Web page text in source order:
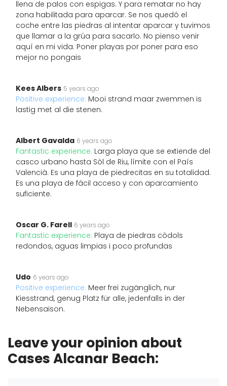
llena de palos con espigas. Y para rematar no hay
zona habilitada para aparcar. Se nos quedó el
coche entre las piedras al intentar aparcar y tuvimos
que llamar a la grúa para sacarlo. No pienso venir
aquí en mi vida. Poner playas por poner para eso
mejor no pongais
Kees Albers 5 years ago
Positive experience: Mooi strand maar zwemmen is
lastig met al die stenen.
Albert Gavalda 6 years ago
Fantastic experience: Larga playa que se extiende del
casco urbano hasta Sòl de Riu, límite con el País
Valencià. Es una playa de piedrecitas en su totalidad.
Es una playa de fácil acceso y con aparcamiento
suficiente.
Oscar G. Farell 6 years ago
Fantastic experience: Playa de piedras còdols
redondos, aguas limpias i poco profundas
Udo 6 years ago
Positive experience: Meer frei zugänglich, nur
Kiesstrand, genug Platz für alle, jedenfalls in der
Nebensaison.
Leave your opinion about
Cases Alcanar Beach: